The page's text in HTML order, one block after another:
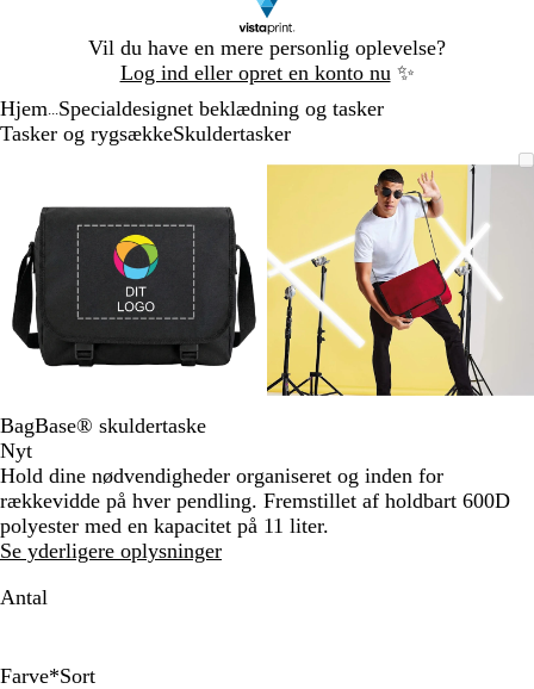
Vil du have en mere personlig oplevelse?
Log ind eller opret en konto nu ✨
1
Hjem Specialdesignet beklædning og tasker
Tasker og rygsækkeSkuldertasker
minimum
at
udvide
plus
og
minus
til
at
og
at
billede
til
minimum
for
at
udvide
tasterne
plus
og
minus
til
at
zoome
piletasterne
BagBase® skuldertaske
Nyt
Hold dine nødvendigheder organiseret og inden for
rækkevidde på hver pendling. Fremstillet af holdbart 600D
polyester med en kapacitet på 11 liter.
Se yderligere oplysninger
Antal
Farve*Sort